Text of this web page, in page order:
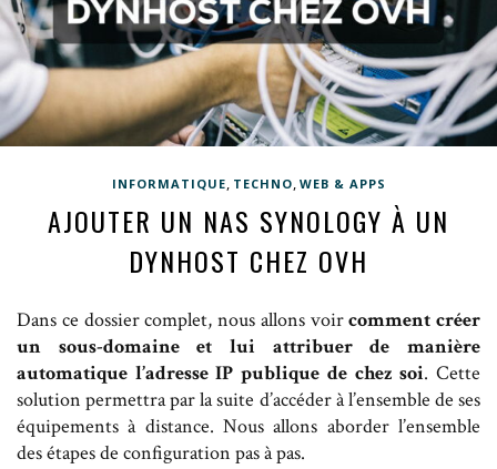
INFORMATIQUE, TECHNO, WEB & APPS
AJOUTER UN NAS SYNOLOGY À UN
DYNHOST CHEZ OVH
Dans ce dossier complet, nous allons voircomment créer
un sous-domaine et lui attribuer de manière
automatique l’adresse IP publique de chez soi. Cette
solution permettra par la suite d’accéder à l’ensemble de ses
équipements à distance. Nous allons aborder l’ensemble
des étapes de configuration pas à pas.